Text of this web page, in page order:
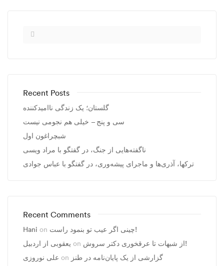
Recent Posts
گلستان؛ یک زندگی ناامیدکننده
سی و پنج – خیلی هم نجومی نیست
شبچراغون اول
ناگفته‌هایی از جنگ، در گفتگو با مراد ویسی
ترکها، آذری‌ها و ماجرای پیشه‌وری، در گفتگو با عباس جوادی
Recent Comments
Hani on
چینی اگر عیب تو بنمود راست!
یعقوبی از اردبیل on
از شبهات تا عرقخوری دکتر سروش!
علی نوروزی on گزارشی از یک پایان‌نامه در طنز